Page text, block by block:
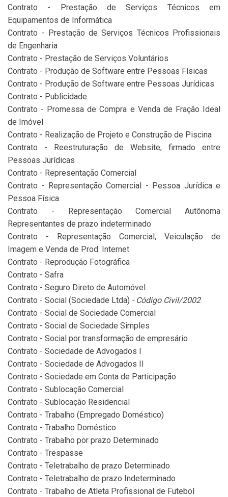
Contrato - Prestação de Serviços Técnicos em
Equipamentos de Informática
Contrato - Prestação de Serviços Técnicos Profissionais
de Engenharia
Contrato - Prestação de Serviços Voluntários
Contrato - Produção de Software entre Pessoas Físicas
Contrato - Produção de Software entre Pessoas Jurídicas
Contrato - Publicidade
Contrato - Promessa de Compra e Venda de Fração Ideal
de Imóvel
Contrato - Realização de Projeto e Construção de Piscina
Contrato - Reestruturação de Website, firmado entre
Pessoas Jurídicas
Contrato - Representação Comercial
Contrato - Representação Comercial - Pessoa Jurídica e
Pessoa Física
Contrato - Representação Comercial Autônoma
Representantes de prazo indeterminado
Contrato - Representação Comercial, Veiculação de
Imagem e Venda de Prod. Internet
Contrato - Reprodução Fotográfica
Contrato - Safra
Contrato - Seguro Direto de Automóvel
Contrato - Social (Sociedade Ltda) - Código Civil/2002
Contrato - Social de Sociedade Comercial
Contrato - Social de Sociedade Simples
Contrato - Social por transformação de empresário
Contrato - Sociedade de Advogados I
Contrato - Sociedade de Advogados II
Contrato - Sociedade em Conta de Participação
Contrato - Sublocação Comercial
Contrato - Sublocação Residencial
Contrato - Trabalho (Empregado Doméstico)
Contrato - Trabalho Doméstico
Contrato - Trabalho por prazo Determinado
Contrato - Trespasse
Contrato - Teletrabalho de prazo Determinado
Contrato - Teletrabalho de prazo Indeterminado
Contrato - Trabalho de Atleta Profissional de Futebol